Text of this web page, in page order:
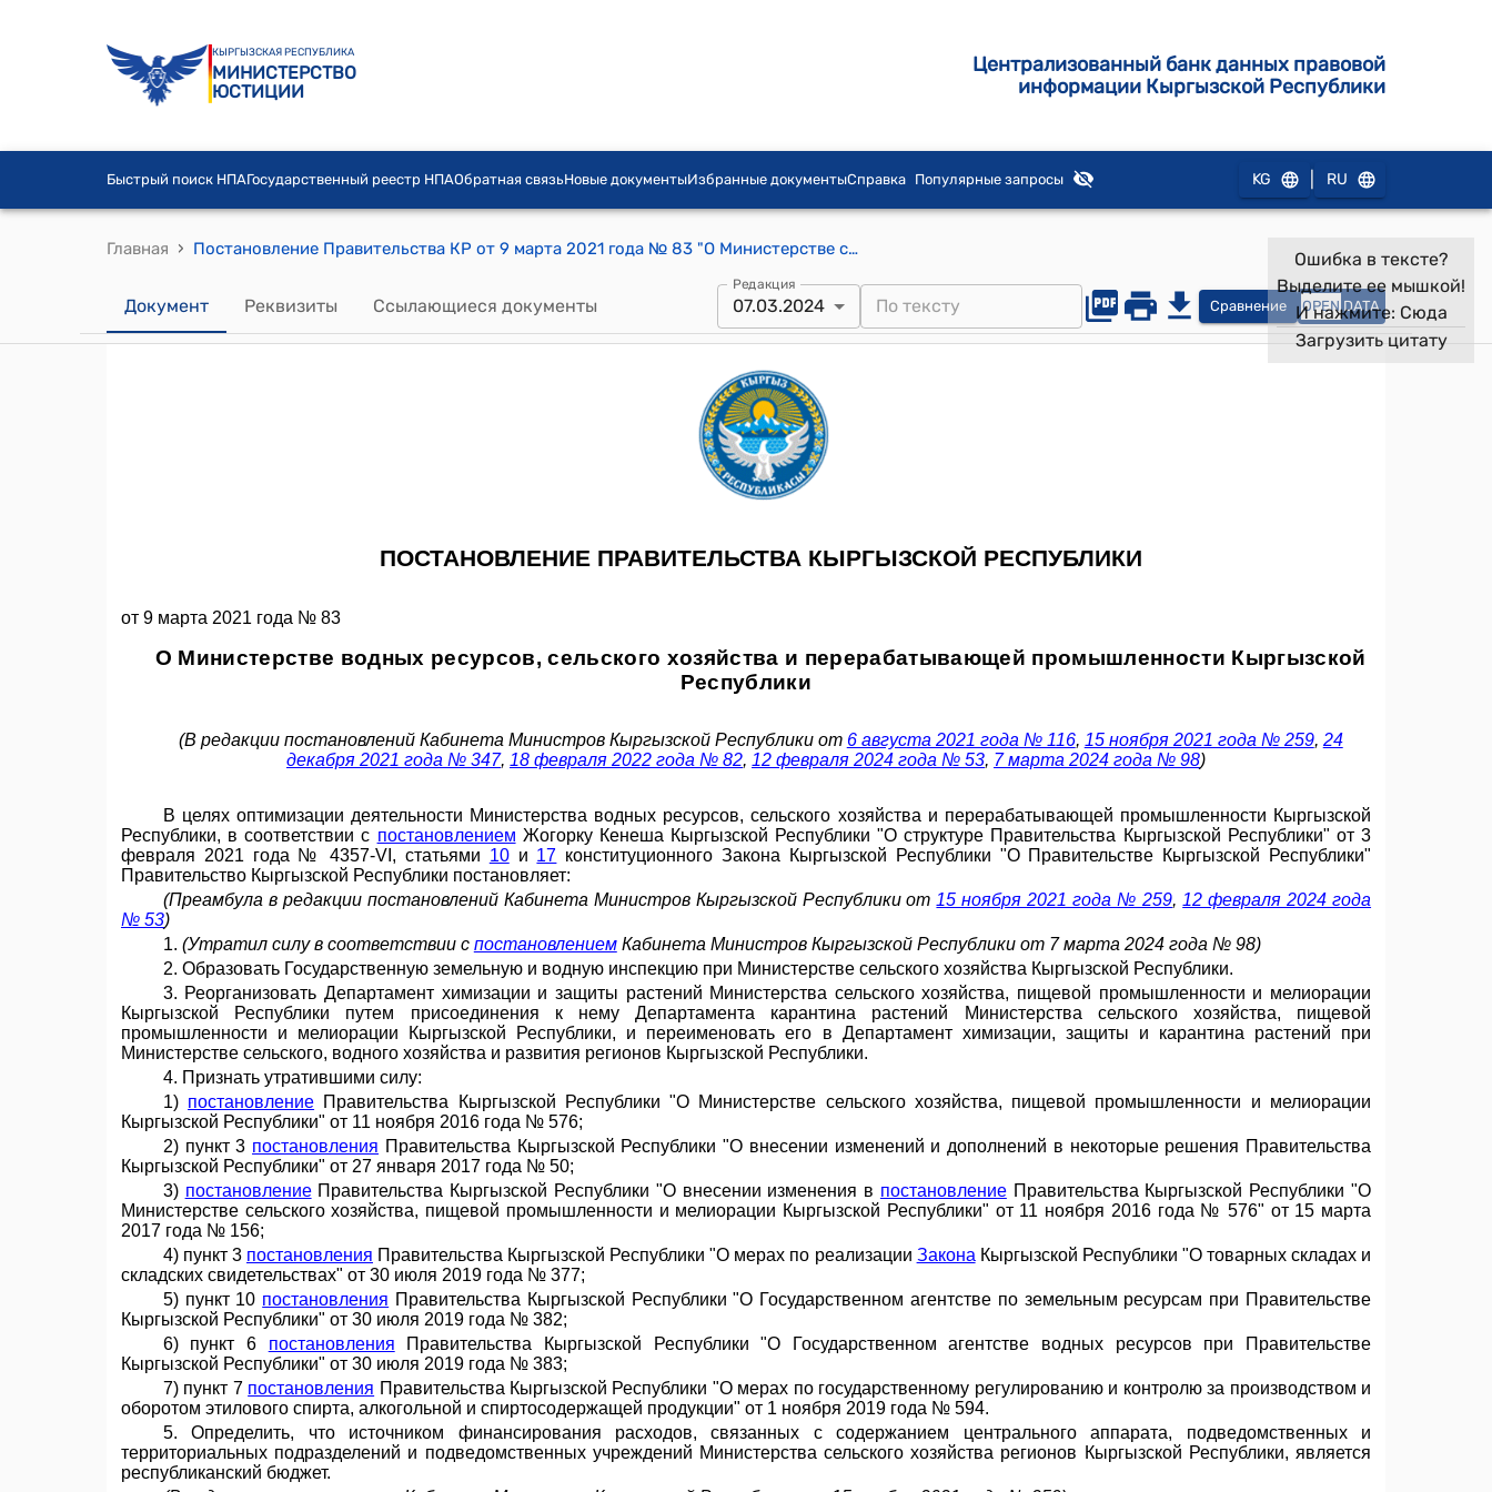
КЫРГЫЗСКАЯ РЕСПУБЛИКА
МИНИСТЕРСТВО
ЮСТИЦИИ
Централизованный банк данных правовой
информации Кыргызской Республики
Быстрый поиск НПАГосударственный реестр НПАОбратная связьНовые документыИзбранные документыСправка Популярные запросы KG RU
Главная › Постановление Правительства КР от 9 марта 2021 года № 83 "О Министерстве сельского, водного хозяйства и развития регионов Кыргызской Республики"
Документ Реквизиты Ссылающиеся документы
Редакция
07.03.2024 Сравнение OPEN DATA
Ошибка в тексте?
Выделите ее мышкой!
И нажмите: Сюда
Загрузить цитату